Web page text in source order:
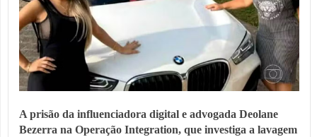
A prisão da influenciadora digital e advogada Deolane
Bezerra na Operação Integration, que investiga a lavagem